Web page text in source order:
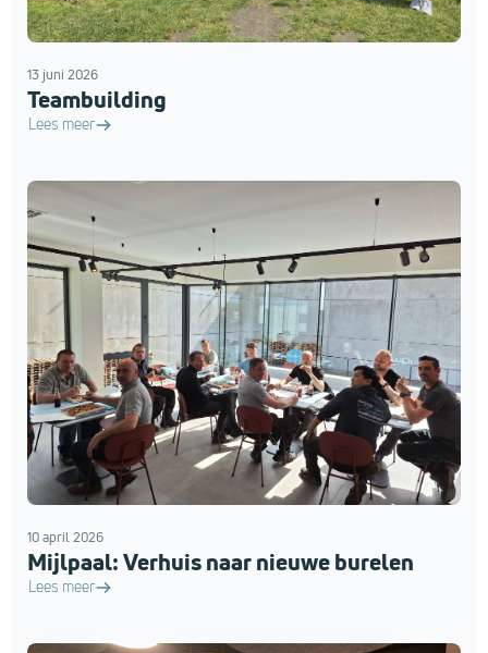
13 juni 2026
Teambuilding
Lees meer
10 april 2026
Mijlpaal: Verhuis naar nieuwe burelen
Lees meer